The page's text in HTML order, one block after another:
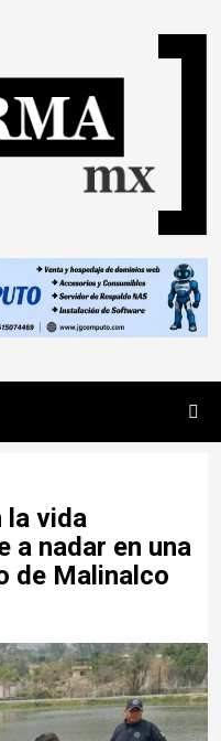
la vida
a nadar en una
de Malinalco